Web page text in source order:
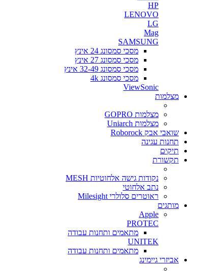
HP
LENOVO
LG
Mag
SAMSUNG
מסכי סמסונג 24 אינץ
מסכי סמסונג 27 אינץ
מסכי סמסונג 32-49 אינץ
מסכי סמסונג 4k
ViewSonic
מצלמות
מצלמות GOPRO
מצלמות Uniarch
שואבי אבק Roborock
תחנות עגינה
תיקים
תקשורת
נקודות גישה אלחוטיות MESH
נתב אלחוטי
ראוטרים סלולרי Milesight
מותגים
Apple
PROTEC
מתאמים ותחנות עבודה
UNITEK
מתאמים ותחנות עבודה
אביזרי גיימינג